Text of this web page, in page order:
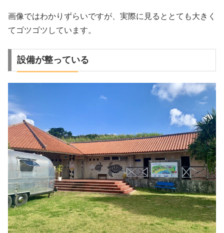
画像ではわかりずらいですが、実際に見るととても大きく
てゴツゴツしています。
設備が整っている